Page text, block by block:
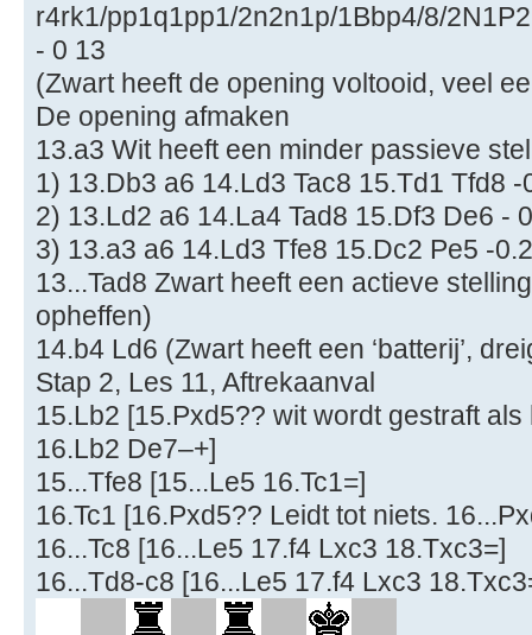
r4rk1/pp1q1pp1/2n2n1p/1Bbp4/8/
- 0 13
(Zwart heeft de opening voltooid, veel
De opening afmaken
13.a3 Wit heeft een minder passieve
1) 13.Db3 a6 14.Ld3 Tac8 15.Td1 Tfd8 -
2) 13.Ld2 a6 14.La4 Tad8 15.Df3 De6 -
3) 13.a3 a6 14.Ld3 Tfe8 15.Dc2 Pe5 -
13...Tad8 Zwart heeft een actieve
opheffen)
14.b4 Ld6 (Zwart heeft een ‘batterij’,
Stap 2, Les 11, Aftrekaanval
15.Lb2 [15.Pxd5?? wit wordt gestraft
16.Lb2 De7–+]
15...Tfe8 [15...Le5 16.Tc1=]
16.Tc1 [16.Pxd5?? Leidt tot niets.
16...Tc8 [16...Le5 17.f4 Lxc3 18.Txc3=]
16...Td8-c8 [16...Le5 17.f4 Lxc3